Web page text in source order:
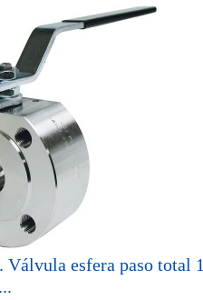
Válvula esfera paso total 1